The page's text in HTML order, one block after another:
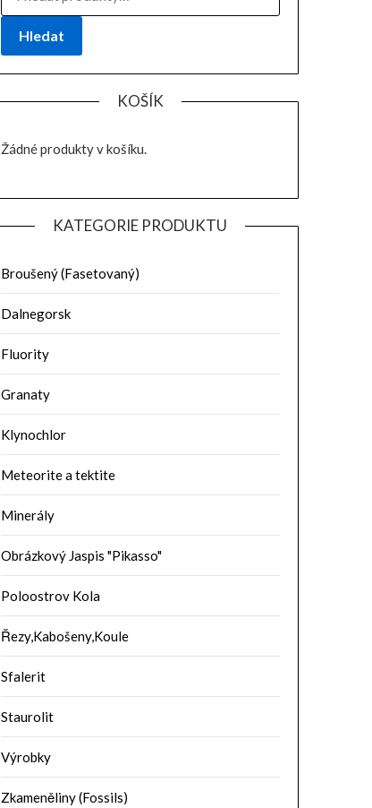
Hledat
KOŠÍK
Žádné produkty v košíku.
KATEGORIE PRODUKTU
Broušený (Fasetovaný)
Dalnegorsk
Fluority
Granaty
Klynochlor
Meteorite a tektite
Minerály
Obrázkový Jaspis "Pikasso"
Poloostrov Kola
Řezy,Kabošeny,Koule
Sfalerit
Staurolit
Výrobky
Zkameněliny (Fossils)